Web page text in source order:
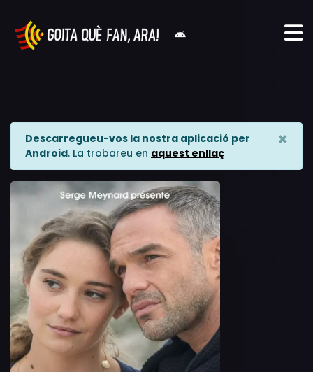
Descarregueu-vos la nostra aplicació per
Android. La trobareu en aquest enllaç
×